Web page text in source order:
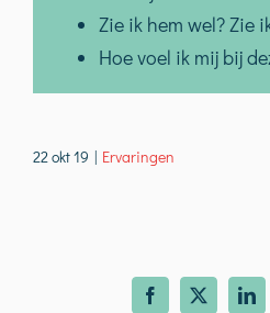
Zie ik hem wel? Zie
Hoe voel ik mij bij
22 okt 19 | Ervaringen
Facebook
X